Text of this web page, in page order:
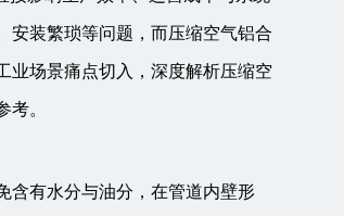
安装繁琐等问题，而压缩空气铝合
业场景痛点切入，深度解析压缩空
。
含有水分与油分，在管道内壁形